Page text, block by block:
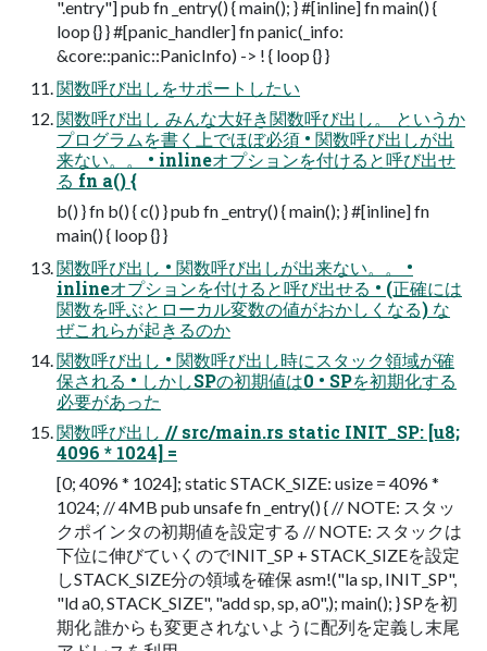
".entry"] pub fn _entry() { main(); } #[inline] fn main() {
loop {} } #[panic_handler] fn panic(_info:
&core::panic::PanicInfo) -> ! { loop {} }
関数呼び出しをサポートしたい
関数呼び出し みんな大好き関数呼び出し。 というか
プログラムを書く上でほぼ必須 • 関数呼び出しが出
来ない。。 • inlineオプションを付けると呼び出せ
る fn a() {
b() } fn b() { c() } pub fn _entry() { main(); } #[inline] fn
main() { loop {} }
関数呼び出し • 関数呼び出しが出来ない。。 •
inlineオプションを付けると呼び出せる • (正確には
関数を呼ぶとローカル変数の値がおかしくなる) な
ぜこれらが起きるのか
関数呼び出し • 関数呼び出し時にスタック領域が確
保される • しかしSPの初期値は0 • SPを初期化する
必要があった
関数呼び出し // src/main.rs static INIT_SP: [u8;
4096 * 1024] =
[0; 4096 * 1024]; static STACK_SIZE: usize = 4096 *
1024; // 4MB pub unsafe fn _entry() { // NOTE: スタッ
クポインタの初期値を設定する // NOTE: スタックは
下位に伸びていくのでINIT_SP + STACK_SIZEを設定
しSTACK_SIZE分の領域を確保 asm!("la sp, INIT_SP",
"ld a0, STACK_SIZE", "add sp, sp, a0",); main(); } SPを初
期化 誰からも変更されないように配列を定義し末尾